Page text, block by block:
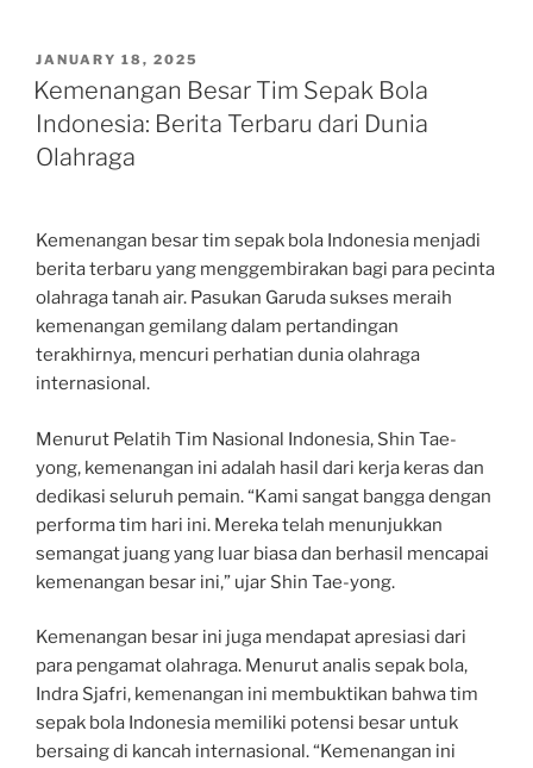
POSTED
ON
JANUARY 18, 2025
Kemenangan Besar Tim Sepak Bola
Indonesia: Berita Terbaru dari Dunia
Olahraga
Kemenangan besar tim sepak bola Indonesia menjadi
berita terbaru yang menggembirakan bagi para pecinta
olahraga tanah air. Pasukan Garuda sukses meraih
kemenangan gemilang dalam pertandingan
terakhirnya, mencuri perhatian dunia olahraga
internasional.
Menurut Pelatih Tim Nasional Indonesia, Shin Tae-
yong, kemenangan ini adalah hasil dari kerja keras dan
dedikasi seluruh pemain. “Kami sangat bangga dengan
performa tim hari ini. Mereka telah menunjukkan
semangat juang yang luar biasa dan berhasil mencapai
kemenangan besar ini,” ujar Shin Tae-yong.
Kemenangan besar ini juga mendapat apresiasi dari
para pengamat olahraga. Menurut analis sepak bola,
Indra Sjafri, kemenangan ini membuktikan bahwa tim
sepak bola Indonesia memiliki potensi besar untuk
bersaing di kancah internasional. “Kemenangan ini